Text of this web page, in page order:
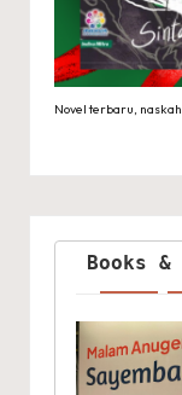
Novel terbaru,
Books &